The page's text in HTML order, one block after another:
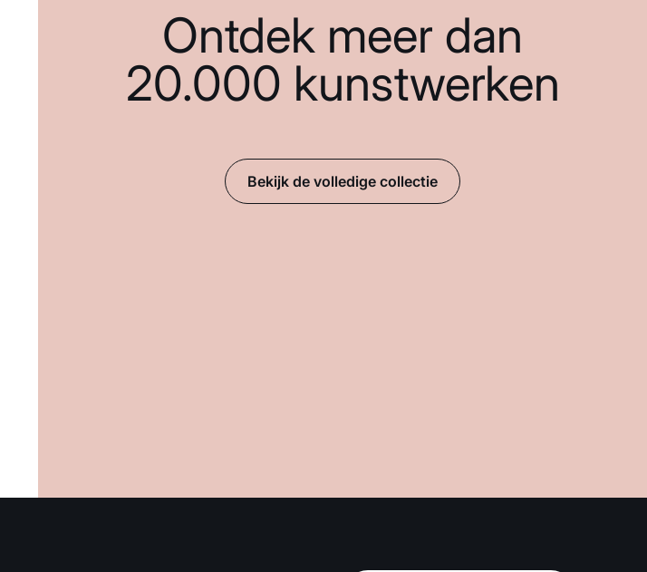
Ontdek meer dan
20.000 kunstwerken
Bekijk de volledige collectie